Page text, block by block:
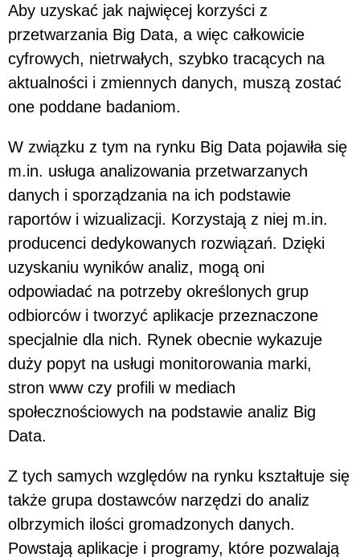
Aby uzyskać jak najwięcej korzyści z
przetwarzania Big Data, a więc całkowicie
cyfrowych, nietrwałych, szybko tracących na
aktualności i zmiennych danych, muszą zostać
one poddane badaniom.
W związku z tym na rynku Big Data pojawiła się
m.in. usługa analizowania przetwarzanych
danych i sporządzania na ich podstawie
raportów i wizualizacji. Korzystają z niej m.in.
producenci dedykowanych rozwiązań. Dzięki
uzyskaniu wyników analiz, mogą oni
odpowiadać na potrzeby określonych grup
odbiorców i tworzyć aplikacje przeznaczone
specjalnie dla nich. Rynek obecnie wykazuje
duży popyt na usługi monitorowania marki,
stron www czy profili w mediach
społecznościowych na podstawie analiz Big
Data.
Z tych samych względów na rynku kształtuje się
także grupa dostawców narzędzi do analiz
olbrzymich ilości gromadzonych danych.
Powstają aplikacje i programy, które pozwalają